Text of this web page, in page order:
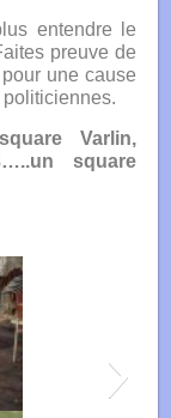
entendre le
preuve de
une cause
Varlin,
square